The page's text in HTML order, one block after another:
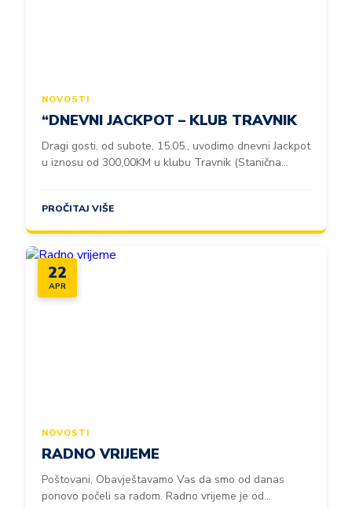
NOVOSTI
“DNEVNI JACKPOT – KLUB TRAVNIK
Dragi gosti, od subote, 15.05., uvodimo dnevni Jackpot
u iznosu od 300,00KM u klubu Travnik (Stanična...
PROČITAJ VIŠE
22
APR
NOVOSTI
RADNO VRIJEME
Poštovani, Obavještavamo Vas da smo od danas
ponovo počeli sa radom. Radno vrijeme je od...